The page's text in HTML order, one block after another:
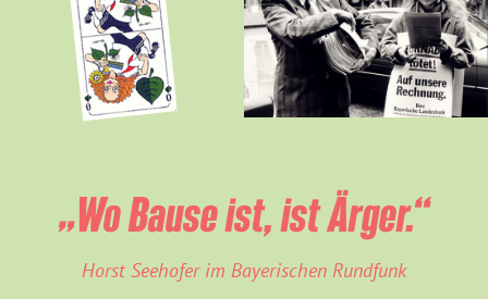
„Wo Bause ist, ist Ärger.“
Horst Seehofer im Bayerischen Rundfunk